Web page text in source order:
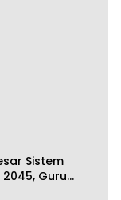
Sistem
Guru
100 Persen